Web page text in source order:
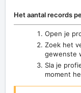
Het aantal records
Open je
Zoek het
gewenste
Sla je
moment